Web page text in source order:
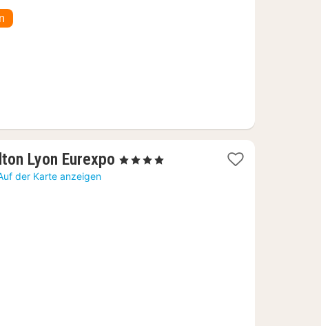
Lyon Eurexpo 1
, 4 Sterne
der Karte anzeigen